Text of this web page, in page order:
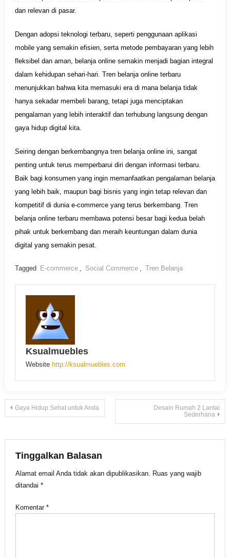
dan relevan di pasar.
Dengan adopsi teknologi terbaru, seperti penggunaan aplikasi
mobile yang semakin efisien, serta metode pembayaran yang lebih
fleksibel dan aman, belanja online semakin menjadi bagian integral
dalam kehidupan sehari-hari. Tren belanja online terbaru
menunjukkan bahwa kita memasuki era di mana belanja tidak
hanya sekadar membeli barang, tetapi juga menciptakan
pengalaman yang lebih interaktif dan terhubung langsung dengan
gaya hidup digital kita.
Seiring dengan berkembangnya tren belanja online ini, sangat
penting untuk terus memperbarui diri dengan informasi terbaru.
Baik bagi konsumen yang ingin memanfaatkan pengalaman belanja
yang lebih baik, maupun bagi bisnis yang ingin tetap relevan dan
kompetitif di dunia e-commerce yang terus berkembang. Tren
belanja online terbaru membawa potensi besar bagi kedua belah
pihak untuk berkembang dan meraih keuntungan dalam dunia
digital yang semakin pesat.
Tagged E-commerce Social Commerce Tren Belanja
Ksualmuebles
Website http://ksualmuebles.com
Navigasi
Gaya Hidup Sehat untuk Anda
Desain Rumah 2 Lantai
Sederhana
Tinggalkan Balasan
Alamat email Anda tidak akan dipublikasikan.
Ruas yang wajib
ditandai *
Komentar *